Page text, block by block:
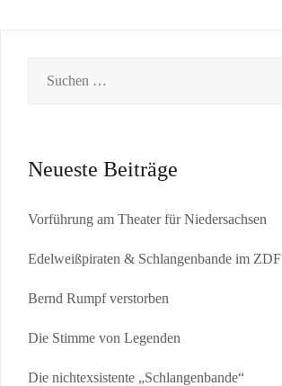
Neueste Beiträge
Vorführung am Theater für Niedersachsen
Edelweißpiraten & Schlangenbande im ZDF
Bernd Rumpf verstorben
Die Stimme von Legenden
Die nichtexsistente „Schlangenbande“